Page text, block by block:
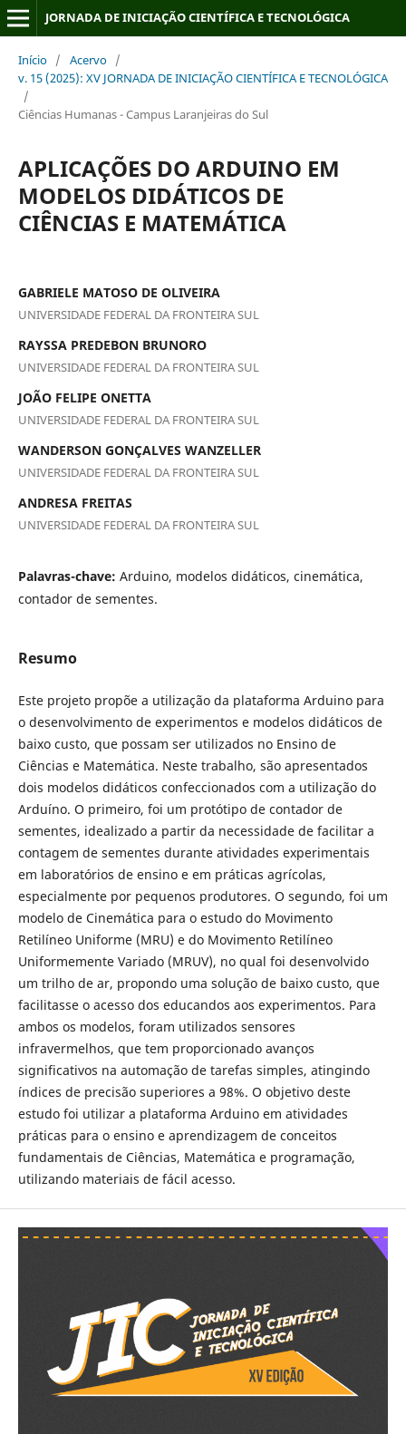
JORNADA DE INICIAÇÃO CIENTÍFICA E TECNOLÓGICA
Início / Acervo /
v. 15 (2025): XV JORNADA DE INICIAÇÃO CIENTÍFICA E TECNOLÓGICA
/
Ciências Humanas - Campus Laranjeiras do Sul
APLICAÇÕES DO ARDUINO EM
MODELOS DIDÁTICOS DE
CIÊNCIAS E MATEMÁTICA
GABRIELE MATOSO DE OLIVEIRA
UNIVERSIDADE FEDERAL DA FRONTEIRA SUL
RAYSSA PREDEBON BRUNORO
UNIVERSIDADE FEDERAL DA FRONTEIRA SUL
JOÃO FELIPE ONETTA
UNIVERSIDADE FEDERAL DA FRONTEIRA SUL
WANDERSON GONÇALVES WANZELLER
UNIVERSIDADE FEDERAL DA FRONTEIRA SUL
ANDRESA FREITAS
UNIVERSIDADE FEDERAL DA FRONTEIRA SUL
Palavras-chave: Arduino, modelos didáticos, cinemática,
contador de sementes.
Resumo
Este projeto propõe a utilização da plataforma Arduino para
o desenvolvimento de experimentos e modelos didáticos de
baixo custo, que possam ser utilizados no Ensino de
Ciências e Matemática. Neste trabalho, são apresentados
dois modelos didáticos confeccionados com a utilização do
Arduíno. O primeiro, foi um protótipo de contador de
sementes, idealizado a partir da necessidade de facilitar a
contagem de sementes durante atividades experimentais
em laboratórios de ensino e em práticas agrícolas,
especialmente por pequenos produtores. O segundo, foi um
modelo de Cinemática para o estudo do Movimento
Retilíneo Uniforme (MRU) e do Movimento Retilíneo
Uniformemente Variado (MRUV), no qual foi desenvolvido
um trilho de ar, propondo uma solução de baixo custo, que
facilitasse o acesso dos educandos aos experimentos. Para
ambos os modelos, foram utilizados sensores
infravermelhos, que tem proporcionado avanços
significativos na automação de tarefas simples, atingindo
índices de precisão superiores a 98%. O objetivo deste
estudo foi utilizar a plataforma Arduino em atividades
práticas para o ensino e aprendizagem de conceitos
fundamentais de Ciências, Matemática e programação,
utilizando materiais de fácil acesso.